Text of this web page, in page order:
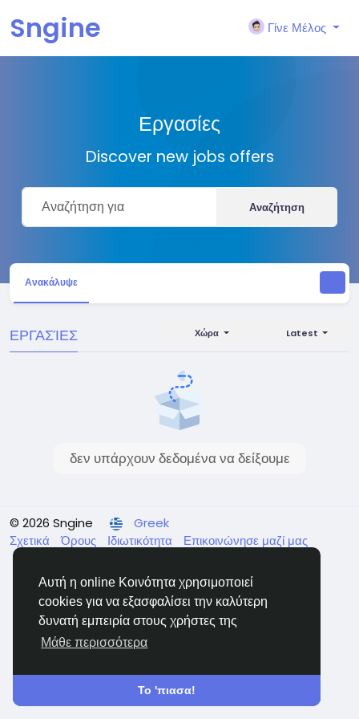
Αυτή η online Κοινότητα χρησιμοποιεί
cookies για να εξασφαλίσει την καλύτερη
δυνατή εμπειρία στους χρήστες της
Μάθε περισσότερα
Το 'πιασα!
Sngine Γίνε Μέλος
Εργασίες
Discover new jobs offers
Αναζήτηση
Ανακάλυψε
ΕΡΓΑΣΊΕΣ Latest
Χώρα
δεν υπάρχουν δεδομένα να δείξουμε
© 2026 Sngine
Greek
Σχετικά
Όρους Ιδιωτικότητα
Επικοινώνησε μαζί μας